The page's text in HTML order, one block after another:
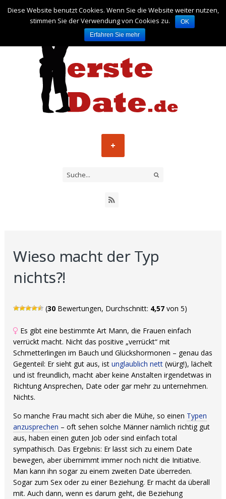
Wieso macht der Typ
nichts?!
(30 Bewertungen, Durchschnitt: 4,57 von 5)
Es gibt eine bestimmte Art Mann, die Frauen einfach
verrückt macht. Nicht das positive „verrückt“ mit
Schmetterlingen im Bauch und Glückshormonen – genau das
Gegenteil: Er sieht gut aus, istunglaublich nett (würg!), lächelt
und ist freundlich, macht aber keine Anstalten irgendetwas in
Richtung Ansprechen, Date oder gar mehr zu unternehmen.
Nichts.
So manche Frau macht sich aber die Mühe, so einen Typen
anzusprechen – oft sehen solche Männer nämlich richtig gut
aus, haben einen guten Job oder sind einfach total
sympathisch. Das Ergebnis: Er lässt sich zu einem Date
bewegen, aber übernimmt immer noch nicht die Initiative.
Man kann ihn sogar zu einem zweiten Date überreden.
Sogar zum Sex oder zu einer Beziehung. Er macht da überall
mit. Auch dann, wenn es darum geht, die Beziehung
Diese Website benutzt Cookies. Wenn Sie die Website weiter nutzen,
stimmen Sie der Verwendung von Cookies zu.
OK
Erfahren Sie mehr